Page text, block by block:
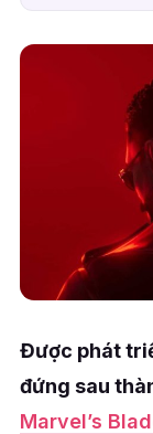
Được phát
đứng sau
Marvel’s